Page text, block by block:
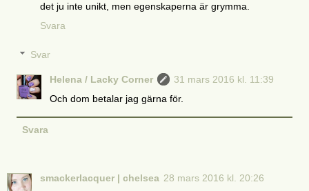
det ju inte unikt, men egenskaperna är grymma.
Svara
Svar
Helena / Lacky Corner
31 mars 2016 kl. 11:39
Och dom betalar jag gärna för.
Svara
smackerlacquer | chelsea 28 mars 2016 kl. 20:26